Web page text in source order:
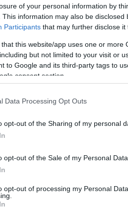
of your personal information by
This information may also be
Participants that may further disclose it
that this website/app uses one or
but not limited to your visit or
to Google and its third-party tags to
consent section.
Data Processing Opt Outs
opt-out of the Sharing of my personal
opt-out of the Sale of my Personal Data.
opt-out of processing my Personal
ΥΛΙΚΟ-ΣΥΣΚΕΥΕΣ
Νέα σειρά
κινητήρων για
επικοινωνία
02.03.2021